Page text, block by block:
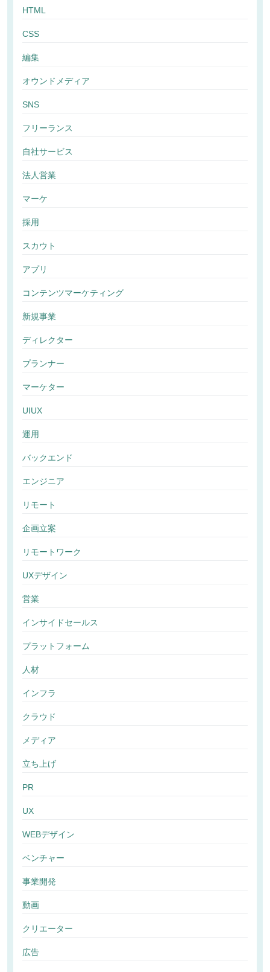
HTML
CSS
編集
オウンドメディア
SNS
フリーランス
自社サービス
法人営業
マーケ
採用
スカウト
アプリ
コンテンツマーケティング
新規事業
ディレクター
プランナー
マーケター
UIUX
運用
バックエンド
エンジニア
リモート
企画立案
リモートワーク
UXデザイン
営業
インサイドセールス
プラットフォーム
人材
インフラ
クラウド
メディア
立ち上げ
PR
UX
WEBデザイン
ベンチャー
事業開発
動画
クリエーター
広告